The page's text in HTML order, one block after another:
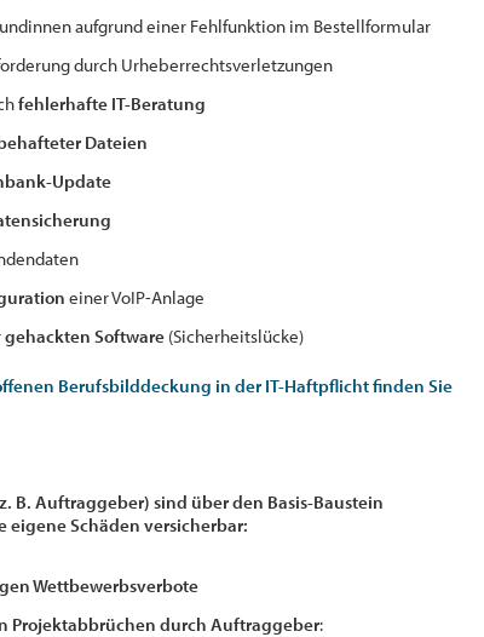
aufgrund einer Fehlfunktion im Bestellformular
durch Urheberrechtsverletzungen
fehlerhafte IT-Beratung
Dateien
Update
einer VoIP-Anlage
gehackten Software (Sicherheitslücke)
Berufsbilddeckung in der IT-Haftpflicht finden Sie
B. Auftraggeber) sind über den Basis-Baustein
Schäden versicherbar:
Wettbewerbsverbote
Projektabbrüchen durch Auftraggeber: